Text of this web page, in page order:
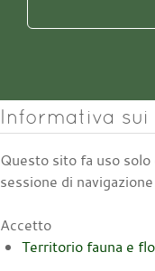
Informativa sui
Questo sito fa uso
sessione di navigazione
Accetto
Territorio fauna e